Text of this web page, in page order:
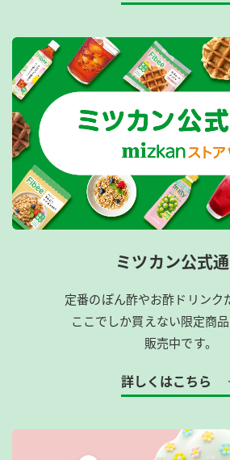
ミツカン公式
定番のぽん酢やお酢ドリンク
ここでしか買えない限定商
販売中です。
詳しくはこちら